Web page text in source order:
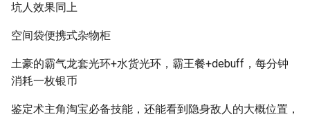
坑人效果同上
空间袋便携式杂物柜
土豪的霸气龙套光环+水货光环，霸王餐+debuff，每分钟
消耗一枚银币
鉴定术主角淘宝必备技能，还能看到隐身敌人的大概位置，